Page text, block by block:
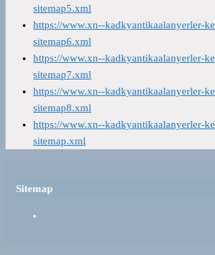
sitemap5.xml
https://www.xn--kadkyantikaalanyerler-
sitemap6.xml
https://www.xn--kadkyantikaalanyerler-
sitemap7.xml
https://www.xn--kadkyantikaalanyerler-
sitemap8.xml
https://www.xn--kadkyantikaalanyerler-
sitemap.xml
Sitemap